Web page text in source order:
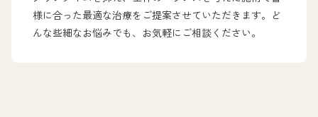
様に合った最適な治療をご提案させていただきます。ど
んな些細なお悩みでも、お気軽にご相談ください。